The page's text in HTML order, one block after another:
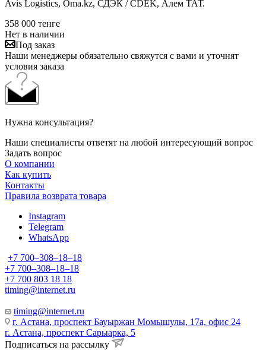
Avis Logistics, Oma.kz, СДЭК / CDEK, Алем ТАТ.
358 000 тенге
Нет в наличии
Под заказ
Наши менеджеры обязательно свяжутся с вами и уточнят
условия заказа
Нужна консультация?
Наши специалисты ответят на любой интересующий вопрос
Задать вопрос
О компании
Как купить
Контакты
Правила возврата товара
Instagram
Telegram
WhatsApp
+7 700‒308‒18‒18
+7 700‒308‒18‒18
+7 700 803 18 18
timing@internet.ru
timing@internet.ru
г. Астана, проспект Бауыржан Момышулы, 17а, офис 24
г. Астана, проспект Сарыарка, 5
Подписаться на рассылку